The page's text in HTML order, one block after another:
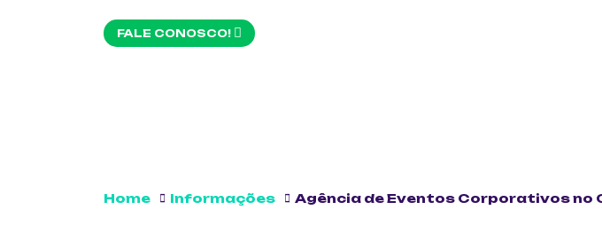
FALE CONOSCO!
Home Informações Agência de Eventos Corporativos no